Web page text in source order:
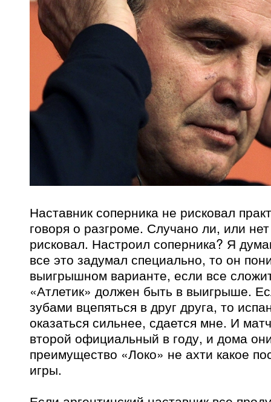
Наставник соперника не рисковал
говоря о разгроме. Случано ли, или
рисковал. Настроил соперника? Я
все это задумал специально, то он
выигрышном варианте, если все
«Атлетик» должен быть в выигрыше.
зубами вцепяться в друг друга, то
оказаться сильнее, сдается мне. И
второй официальный в году, и дома
преимущество «Локо» не ахти какое
игры.